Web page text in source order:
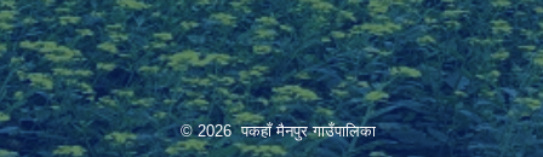
© 2026 पकहाँ मैनपुर गाउँपालिका